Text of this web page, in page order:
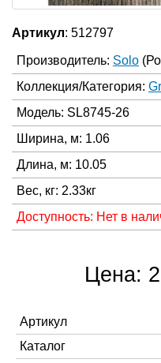
Артикул: 512797
Производитель: Solo
Коллекция/Категория:
Модель: SL8745-26
Ширина, м: 1.06
Длина, м: 10.05
Вес, кг: 2.33кг
Доступность: Нет в
Цена:
Артикул
Каталог